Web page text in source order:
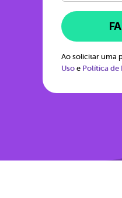
Ao solicitar uma
Uso e Política de